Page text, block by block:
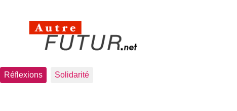
Réflexions Solidarité